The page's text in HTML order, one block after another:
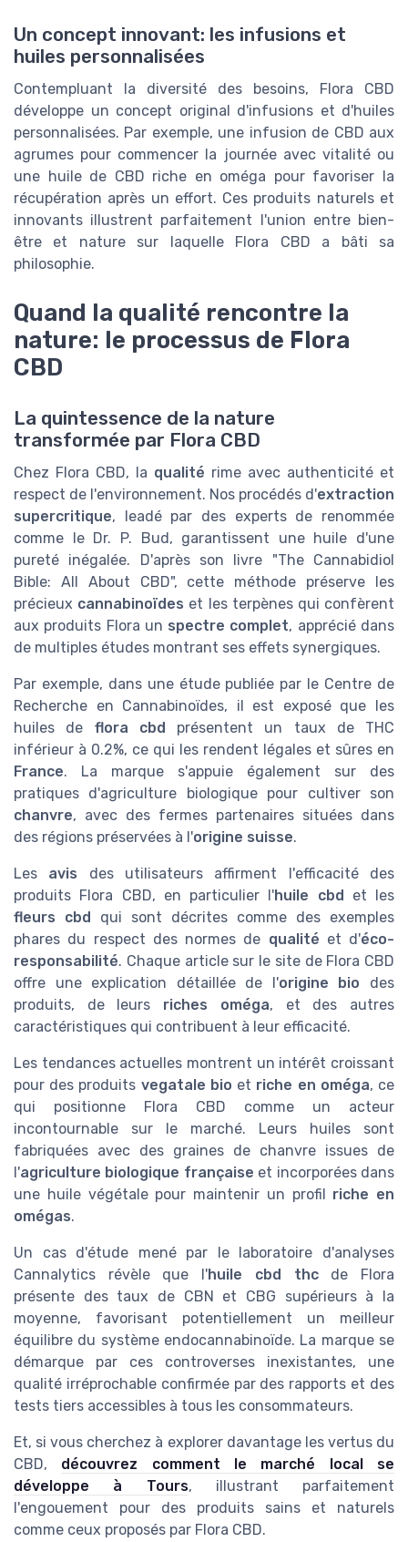
Un concept innovant: les infusions et
huiles personnalisées
Contempluant la diversité des besoins, Flora CBD
développe un concept original d'infusions et d'huiles
personnalisées. Par exemple, une infusion de CBD aux
agrumes pour commencer la journée avec vitalité ou
une huile de CBD riche en oméga pour favoriser la
récupération après un effort. Ces produits naturels et
innovants illustrent parfaitement l'union entre bien-
être et nature sur laquelle Flora CBD a bâti sa
philosophie.
Quand la qualité rencontre la
nature: le processus de Flora
CBD
La quintessence de la nature
transformée par Flora CBD
Chez Flora CBD, la qualité rime avec authenticité et
respect de l'environnement. Nos procédés d'extraction
supercritique, leadé par des experts de renommée
comme le Dr. P. Bud, garantissent une huile d'une
pureté inégalée. D'après son livre "The Cannabidiol
Bible: All About CBD", cette méthode préserve les
précieux cannabinoïdes et les terpènes qui confèrent
aux produits Flora un spectre complet, apprécié dans
de multiples études montrant ses effets synergiques.
Par exemple, dans une étude publiée par le Centre de
Recherche en Cannabinoïdes, il est exposé que les
huiles de flora cbd présentent un taux de THC
inférieur à 0.2%, ce qui les rendent légales et sûres en
France. La marque s'appuie également sur des
pratiques d'agriculture biologique pour cultiver son
chanvre, avec des fermes partenaires situées dans
des régions préservées à l'origine suisse.
Les avis des utilisateurs affirment l'efficacité des
produits Flora CBD, en particulier l'huile cbd et les
fleurs cbd qui sont décrites comme des exemples
phares du respect des normes de qualité et d'éco-
responsabilité. Chaque article sur le site de Flora CBD
offre une explication détaillée de l'origine bio des
produits, de leurs riches oméga, et des autres
caractéristiques qui contribuent à leur efficacité.
Les tendances actuelles montrent un intérêt croissant
pour des produits vegatale bio et riche en oméga, ce
qui positionne Flora CBD comme un acteur
incontournable sur le marché. Leurs huiles sont
fabriquées avec des graines de chanvre issues de
l'agriculture biologique française et incorporées dans
une huile végétale pour maintenir un profil riche en
omégas.
Un cas d'étude mené par le laboratoire d'analyses
Cannalytics révèle que l'huile cbd thcde Flora
présente des taux de CBN et CBG supérieurs à la
moyenne, favorisant potentiellement un meilleur
équilibre du système endocannabinoïde. La marque se
démarque par ces controverses inexistantes, une
qualité irréprochable confirmée par des rapports et des
tests tiers accessibles à tous les consommateurs.
Et, si vous cherchez à explorer davantage les vertus du
CBD, découvrez comment le marché local se
développe à Tours, illustrant parfaitement
l'engouement pour des produits sains et naturels
comme ceux proposés par Flora CBD.